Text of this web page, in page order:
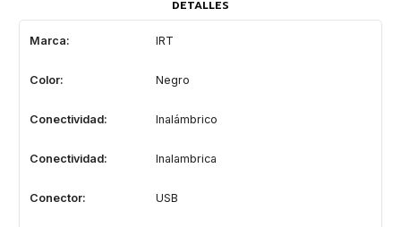
DETALLES
Marca: IRT
Color: Negro
Conectividad: Inalámbrico
Conectividad: Inalambrica
Conector: USB